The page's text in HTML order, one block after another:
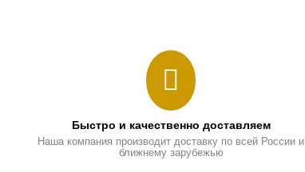
Быстро и качественно доставляем
Наша компания производит доставку по всей России и
ближнему зарубежью